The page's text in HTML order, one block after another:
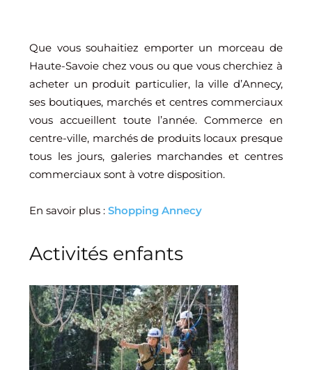
Que vous souhaitiez emporter un morceau de
Haute-Savoie chez vous ou que vous cherchiez à
acheter un produit particulier, la ville d’Annecy,
ses boutiques, marchés et centres commerciaux
vous accueillent toute l’année. Commerce en
centre-ville, marchés de produits locaux presque
tous les jours, galeries marchandes et centres
commerciaux sont à votre disposition.
En savoir plus : Shopping Annecy
Activités enfants